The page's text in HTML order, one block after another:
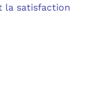
la satisfaction